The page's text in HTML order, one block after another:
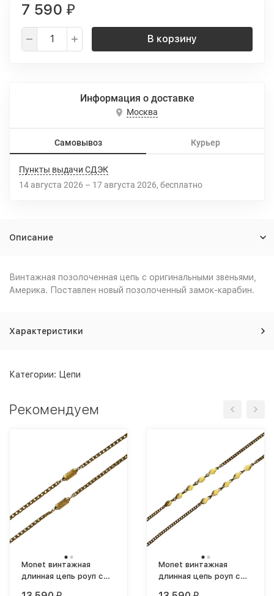
7 590 ₽
В корзину
Информация о доставке
Москва
Самовывоз Курьер
Пункты выдачи СДЭК
14 августа 2026 – 17 августа 2026 Бесплатно
Описание
Винтажная позолоченная цепь с оригинальными звеньями,
Америка. Поставлен новый позолоченный замок-карабин.
Характеристики
Категории: Цепи
Рекомендуем
Monet винтажная
длинная цепь роуп с
Monet винтажная
длинная цепь роуп с